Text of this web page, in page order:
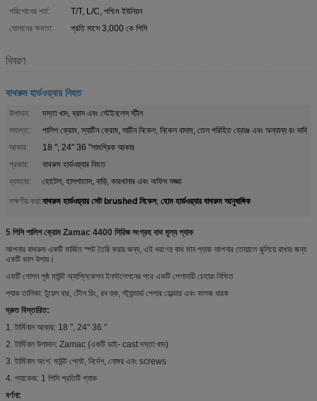
পরিশোধের শর্ত:
T/T, L/C, পশ্চিম ইউনিয়ন
যোগানের ক্ষমতা:
প্রতি মাসে 3,000 কে পিসি
বিবরণ
বাথরুম হার্ডওয়্যার নিহত
উপাদান:
দস্তা খাদ, ব্রাস এবং স্টেইনলেস স্টীল
সমাপ্ত:
পালিশ ক্রোম, স্যাটিন ক্রোম, সাটিন নিকেল, নিকেল বাদাম, তেল পরিহিত ব্রোঞ্জ এবং অন্যান্য রং দাবি
আকার:
18 ", 24" 36 "সামগ্রিক আকার
প্রকার:
বাথরুম হার্ডওয়্যার নিহত
ব্যবহার:
হোটেল, হাসপাতাল, বাড়ি, কারখানার এবং অফিস সজ্জা
লক্ষণীয় করা:বাথরুম হার্ডওয়্যার সেট brushed নিকেল, হোম হার্ডওয়্যার বাথরুম আনুষাঙ্গিক
5 পিসি পালিশ ক্রোম Zamac 4400 সিরিজ সংগ্রহ বাথ মূল্য প্যাক
আপনার বাথরুম একটি মার্জিত স্পট তৈরি করার জন্য, এই ধরণের বাথ মান প্যাক আপনার তোয়ালে ঝুলিয়ে রাখার জন্য
একটি ভাল উপায়।
একটি গোপন পৃষ্ঠ মাউন্ট অ্যাপ্লিকেশন ইনস্টলেশনের পরে একটি পেশাদারী চেহারা নিশ্চিত
প্যাক তালিকা: টুয়েল বার, টৌল রিং, রব হুক, স্ট্যান্ডার্ড পেপার হোল্ডার এবং কাগজ ধারক
দ্রুত বিস্তারিত:
1. টার্মিনাল আকার: 18 ", 24" 36 "
2. টার্মিনাল উপাদান: Zamac (একটি ডাই- cast দস্তা খাদ)
3. টার্মিনাল অংশ: মাউন্ট প্লেট, নির্দেশ, নোঙ্গর এবং screws
4. প্যাকেজ: 1 পিসি প্রতিটি প্যাক
বর্ণনা: